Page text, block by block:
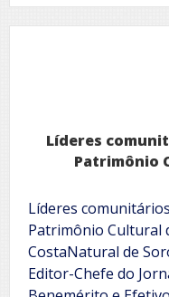
Líderes
Patrimônio
Líderes
Patrimônio Cultural
CostaNatural de
Editor-Chefe do